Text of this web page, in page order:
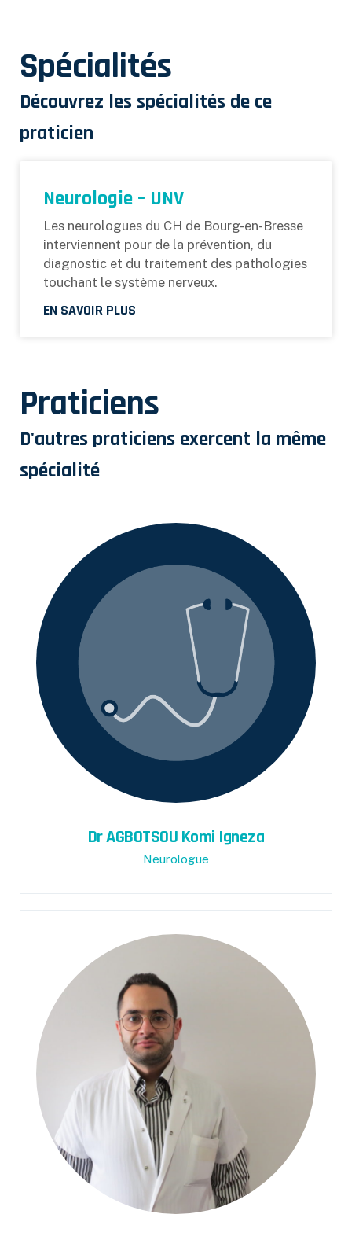
Spécialités
Découvrez les spécialités de ce
praticien
Neurologie – UNV
Les neurologues du CH de Bourg-en-Bresse
interviennent pour de la prévention, du
diagnostic et du traitement des pathologies
touchant le système nerveux.
EN SAVOIR PLUS
Praticiens
D'autres praticiens exercent la même
spécialité
Dr AGBOTSOU Komi Igneza
Neurologue